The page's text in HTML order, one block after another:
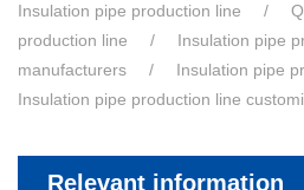
Insulation pipe production line
production line
Insulation pipe
manufacturers
Insulation pipe
Insulation pipe production line
Relevant information